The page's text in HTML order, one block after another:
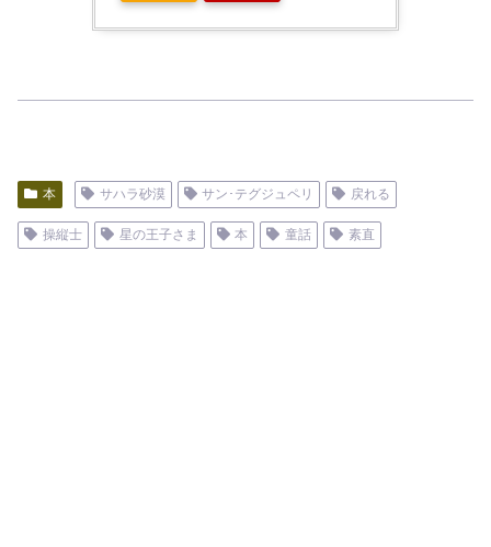
本 サハラ砂漠 サン･テグジュペリ 戻れる
操縦士 星の王子さま 本 童話 素直